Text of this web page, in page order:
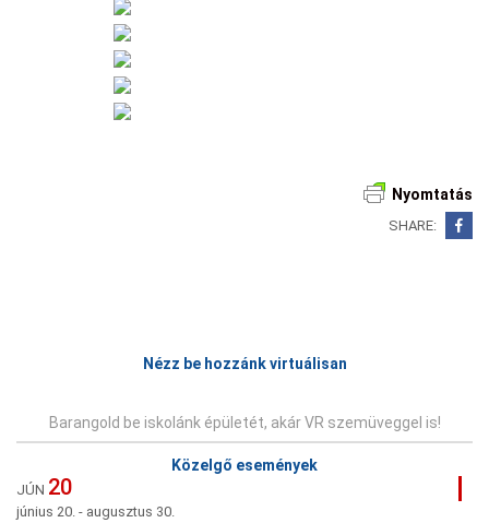
Nyomtatás
SHARE:
Nézz be hozzánk virtuálisan
Barangold be iskolánk épületét, akár VR szemüveggel is!
Közelgő események
JÚN 20
június 20. - augusztus 30.